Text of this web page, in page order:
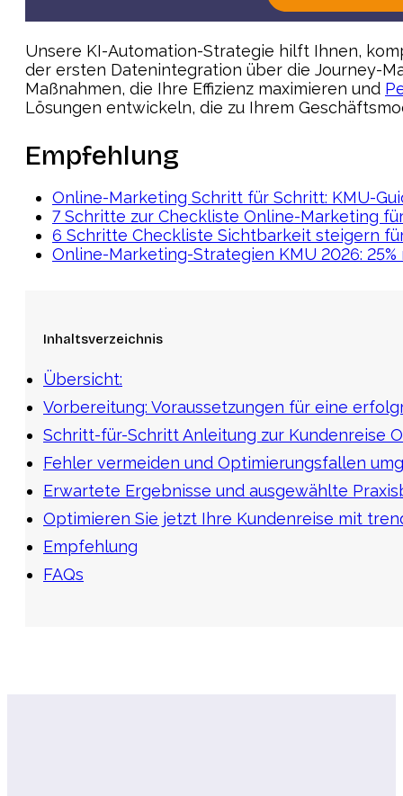
Unsere KI-Automation-Strategie hilft Ihnen,
der ersten Datenintegration über die Journey-
Maßnahmen, die Ihre Effizienz maximieren und
Lösungen entwickeln, die zu Ihrem
Empfehlung
Online-Marketing Schritt für Schritt: KMU-
7 Schritte zur Checkliste Online-Marketing
6 Schritte Checkliste Sichtbarkeit steigern
Online-Marketing-Strategien KMU 2026:
Inhaltsverzeichnis
Übersicht:
Vorbereitung: Voraussetzungen für eine
Schritt-für-Schritt Anleitung zur Kundenreise
Fehler vermeiden und Optimierungsfallen
Erwartete Ergebnisse und ausgewählte
Optimieren Sie jetzt Ihre Kundenreise mit
Empfehlung
FAQs